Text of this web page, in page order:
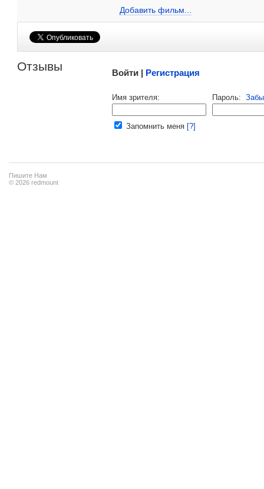
Добавить фильм...
2 кадра
Приз за лучшую женскую роль
Отзывы Войти | Регистрация
Имя зрителя: Пароль:
Запомнить меня [?]
Пишите Нам
© 2026 redmount